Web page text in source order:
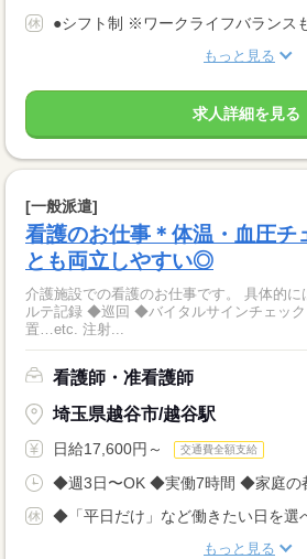
●シフト制 ※ワークライフバランス
もっと見る
求人詳細を見る
[一般派遣]
看護のお仕事＊体温・血圧チ
とも両立しやすい◎
介護施設での看護のお仕事です。 具体的には… ◆内服薬の管理 ◆カ
ルテ記録 ◆巡回 ◆バイタルサインチェッ
置…etc. 注射...
看護師・准看護師
埼玉県越谷市/越谷駅
日給17,600円～ 交通費全額支給
◆週3日〜OK ◆実働7時間 ◆家庭の
◆「平日だけ」など働きたい日を選
もっと見る